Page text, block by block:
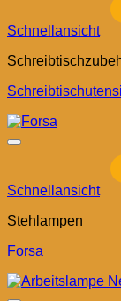
Schnellansicht
Schnellansicht
Stehlampen
Forsa